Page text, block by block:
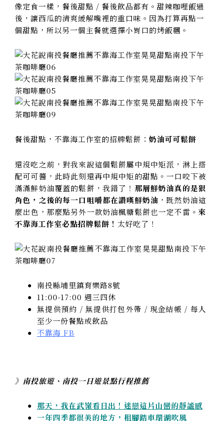
像定食一樣，餐後甜點 / 餐後飲品都有。甜辣咖哩飯過
後，讓西瓜的清爽緩解嘴裡的重口味。因為打算再點一
個甜點，所以另一個主餐就選擇小胃口的烤飯糰。
餐後甜點，不靠海工作室的招牌鬆餅： 奶油可可鬆餅
還沒吃之前，對我來說這個鬆餅屬中規中矩派，淋上搭
配可可醬，此時此刻還再中規中矩的甜點。一口咬下被
滿滿鮮奶油覆蓋的鬆餅，我錯了！ 那層鮮奶油真的是狠
角色，之後的每一口咀嚼都在讚嘆鮮奶油 ，既然奶油這
麼出色，那麼點另外一款奶油楓糖鬆餅也一定不雷。 來
不靠海工作室必點招牌鬆餅！ 太好吃了！
南投縣埔里鎮育樂路8號
11:00-17:00 週三四休
無提供預約 / 無提供打包外帶 / 現金結帳 / 每人
至少一份餐點或飲品
不靠海 FB
》南投旅遊、南投一日遊景點行程推薦
那天，我在武嶺看日出！迷戀這片山巒的靜謐感
一年四季都很美的地方，租腳踏車環湖吹風